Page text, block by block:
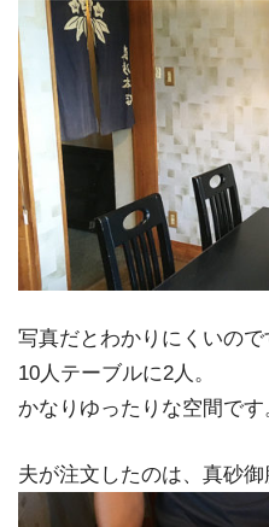
写真だとわかりにくいので
10人テーブルに2人。
かなりゆったりな空間です
夫が注文したのは、真砂御